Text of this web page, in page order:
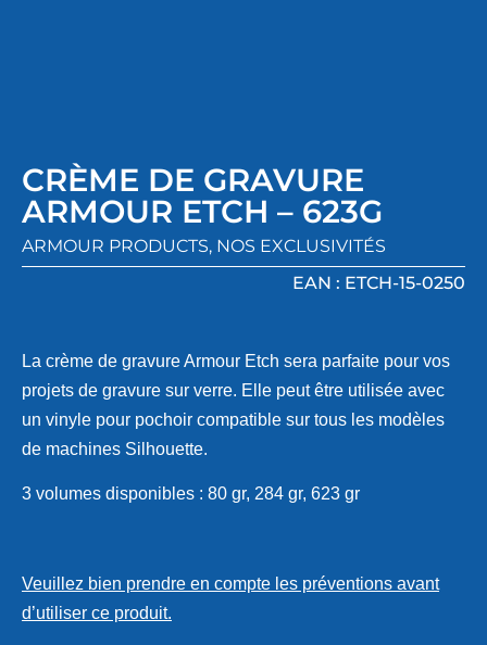
CRÈME DE GRAVURE
ARMOUR ETCH – 623G
ARMOUR PRODUCTS, NOS EXCLUSIVITÉS
EAN : ETCH-15-0250
La crème de gravure Armour Etch sera parfaite pour vos
projets de gravure sur verre. Elle peut être utilisée avec
un vinyle pour pochoir compatible sur tous les modèles
de machines Silhouette.
3 volumes disponibles : 80 gr, 284 gr, 623 gr
Veuillez bien prendre en compte les préventions avant
d’utiliser ce produit.